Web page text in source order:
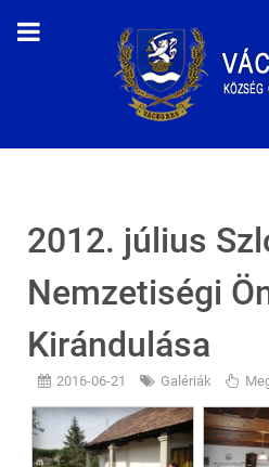
2012. július
Nemzetiségi
Kirándulása
2016-06-21 Galériák